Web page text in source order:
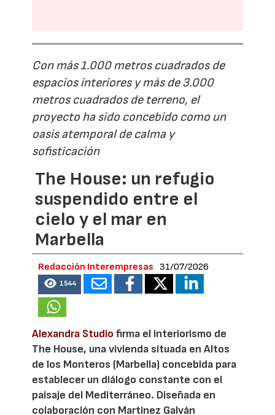
Con más 1.000 metros cuadrados de
espacios interiores y más de 3.000
metros cuadrados de terreno, el
proyecto ha sido concebido como un
oasis atemporal de calma y
sofisticación
The House: un refugio
suspendido entre el
cielo y el mar en
Marbella
Redacción Interempresas 31/07/2026
1544
Alexandra Studio firma el interiorismo de
The House, una vivienda situada en Altos
de los Monteros (Marbella) concebida para
establecer un diálogo constante con el
paisaje del Mediterráneo. Diseñada en
colaboración con Martinez Galván